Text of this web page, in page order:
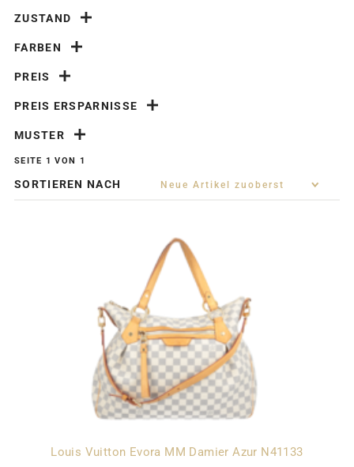
ZUSTAND
FARBEN
PREIS
PREIS ERSPARNISSE
MUSTER
SEITE 1 VON 1
SORTIEREN NACH
Louis Vuitton Evora MM Damier Azur N41133